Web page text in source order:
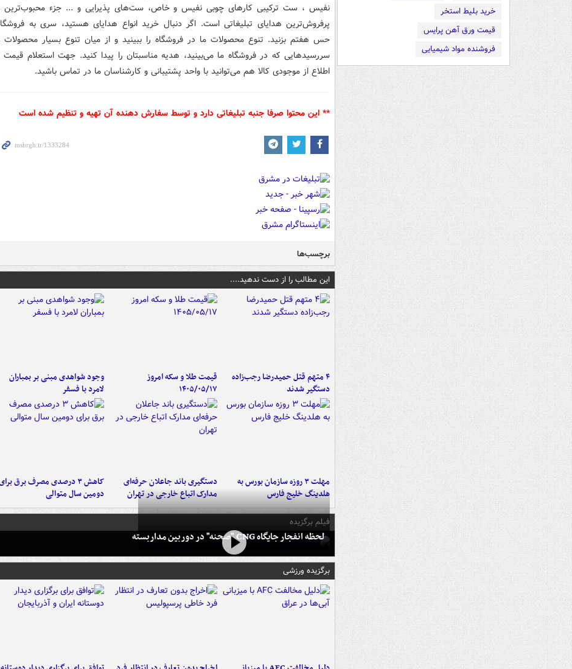
خرید بلیط استخر
قیمت ورق آهن پرایس
فروشنده مواد شیمیایی
نفیس ، ست ترکیبی کارهای چوبی نفیس و خاص، ست‌های پذیرایی و ... جزء محبوب‌ترین
پرفروش‌ترین هدایای تبلیغاتی است. اگر دنبال خرید انواع هدایای هستید، سری به
حس هفتم بزنید. تنوع محصولات ما در فروشگاه را ببینید و از میان تنوع بسیار محصولات
سررسیدهایی که در فروشگاه ما می‌بینید، هدیه مناسبتان را پیدا کنید. جهت استعلام قیمت
اطلاع از موجودی کالا هم می‌توانید با واحد پشتیبانی و کارشناسان ما در تماس باشید.
** این محتوا صرفا جنبه تبلیغاتی دارد و توسط سفارش دهنده آن تهیه و تنظیم شده است
برچسب‌ها
این مطالب را از دست ندهید....
۴ متهم قتل حمیدرضا رجب‌زاده
دستگیر شدند
قیمت طلا و سکه امروز
۱۴۰۵/۰۵/۱۷
وجود شواهدی مبنی بر بمباران
لامرد با فسفر
مهلت ۳ روزه سازمان بورس به
هلدینگ خلیج فارس
دستگیری باند جاعلان حرفه‌ای
مدارک اتباع خارجی در تهران
کاهش ۳ درصدی مصرف برق
دومین سال متوالی
فیلم برگزیده
لحظه انفجار جایگاه CNG "صحنه" در دوربین مداربسته
برگزیده ورزشی